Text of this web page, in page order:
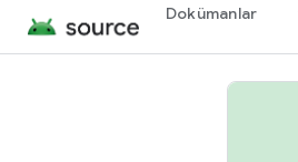
Dokümanlar